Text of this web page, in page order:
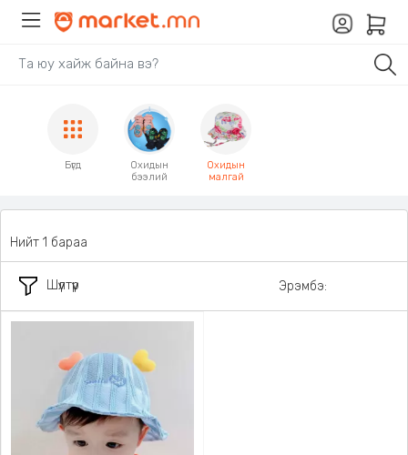
Бүгд
Охидын
бээлий
Охидын
малгай
Шүүлтүүр
Нийт 1 бараа
Эрэмбэ: